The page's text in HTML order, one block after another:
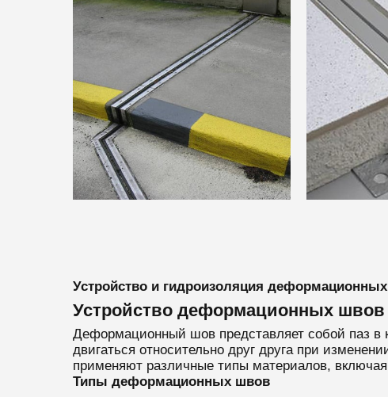
Устройство и гидроизоляция
Устройство деформационных швов
Деформационный шов представляет собой паз в
двигаться относительно друг друга при
применяют различные типы материалов,
Типы деформационных швов